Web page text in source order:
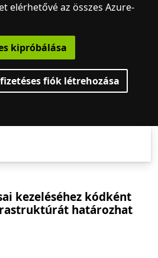
elérhetővé az összes Azure-
kipróbálása
fiók létrehozása
kezeléséhez kódként
határozhat